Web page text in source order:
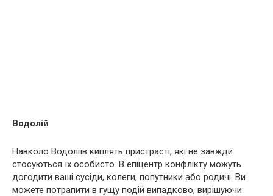
Водолій
Навколо Водоліїв киплять пристрасті, які не завжди
стосуються їх особисто. В епіцентр конфлікту можуть
догодити ваші сусіди, колеги, попутники або родичі. Ви
можете потрапити в гущу подій випадково, вирішуючи